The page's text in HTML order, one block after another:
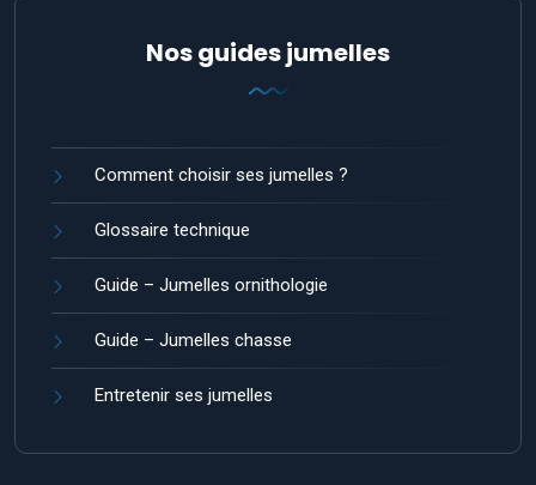
Nos guides jumelles
Comment choisir ses jumelles ?
Glossaire technique
Guide – Jumelles ornithologie
Guide – Jumelles chasse
Entretenir ses jumelles